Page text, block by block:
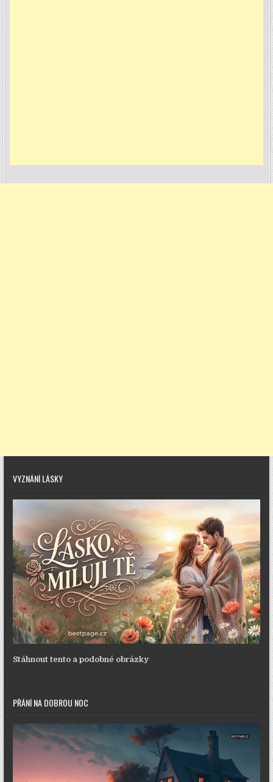
VYZNÁNÍ LÁSKY
Stáhnout tento a podobné obrázky
PŘÁNÍ NA DOBROU NOC